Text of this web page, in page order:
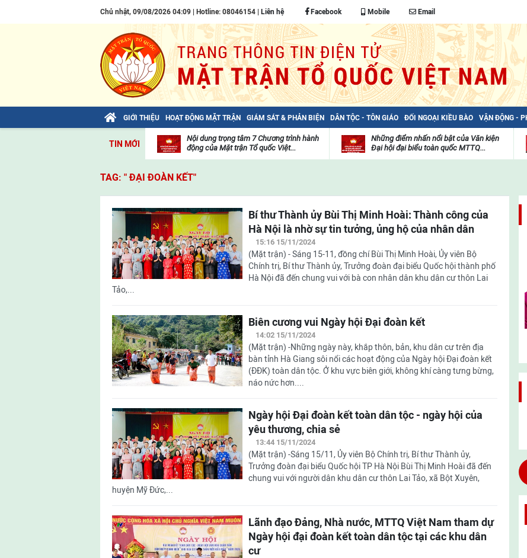
Chủ nhật, 09/08/2026 04:09 | Hotline: 08046154 | Liên hệ Facebook Mobile Email
GIỚI THIỆU HOẠT ĐỘNG MẶT TRẬN GIÁM SÁT & PHẢN BIỆN DÂN TỘC - TÔN GIÁO ĐỐI NGOẠI KIỀU BÀO VẬN ĐỘNG -
TIN MỚI
Bài viết của Tổng Bí thư Tô Lâm: TIẾN
viện
Nội dung trọng tâm 7 Chương trình hành
động của Mặt trận Tổ quốc Việt...
Những điểm nhấn nổi bật của Văn kiện
Đại hội đại biểu toàn quốc MTTQ...
TAG: " ĐẠI ĐOÀN KẾT"
Bí thư Thành ủy Bùi Thị Minh Hoài: Thành công của
Hà Nội là nhờ sự tin tưởng, ủng hộ của nhân dân
15:16 15/11/2024
(Mặt trận) - Sáng 15-11, đồng chí Bùi Thị Minh Hoài, Ủy viên Bộ
Chính trị, Bí thư Thành ủy, Trưởng đoàn đại biểu Quốc hội thành phố
Hà Nội đã đến chung vui với bà con nhân dân khu dân cư thôn Lai
Tảo,...
Biên cương vui Ngày hội Đại đoàn kết
14:02 15/11/2024
(Mặt trận) -Những ngày này, khắp thôn, bản, khu dân cư trên địa
bàn tỉnh Hà Giang sôi nổi các hoạt động của Ngày hội Đại đoàn kết
(ĐĐK) toàn dân tộc. Ở khu vực biên giới, không khí càng tưng bừng,
náo nức hơn....
Ngày hội Đại đoàn kết toàn dân tộc - ngày hội của
yêu thương, chia sẻ
13:44 15/11/2024
(Mặt trận) -Sáng 15/11, Ủy viên Bộ Chính trị, Bí thư Thành ủy,
Trưởng đoàn đại biểu Quốc hội TP Hà Nội Bùi Thị Minh Hoài đã đến
chung vui với người dân khu dân cư thôn Lai Tảo, xã Bột Xuyên,
huyện Mỹ Đức,...
Lãnh đạo Đảng, Nhà nước, MTTQ Việt Nam tham dự
Ngày hội đại đoàn kết toàn dân tộc tại các khu dân
cư